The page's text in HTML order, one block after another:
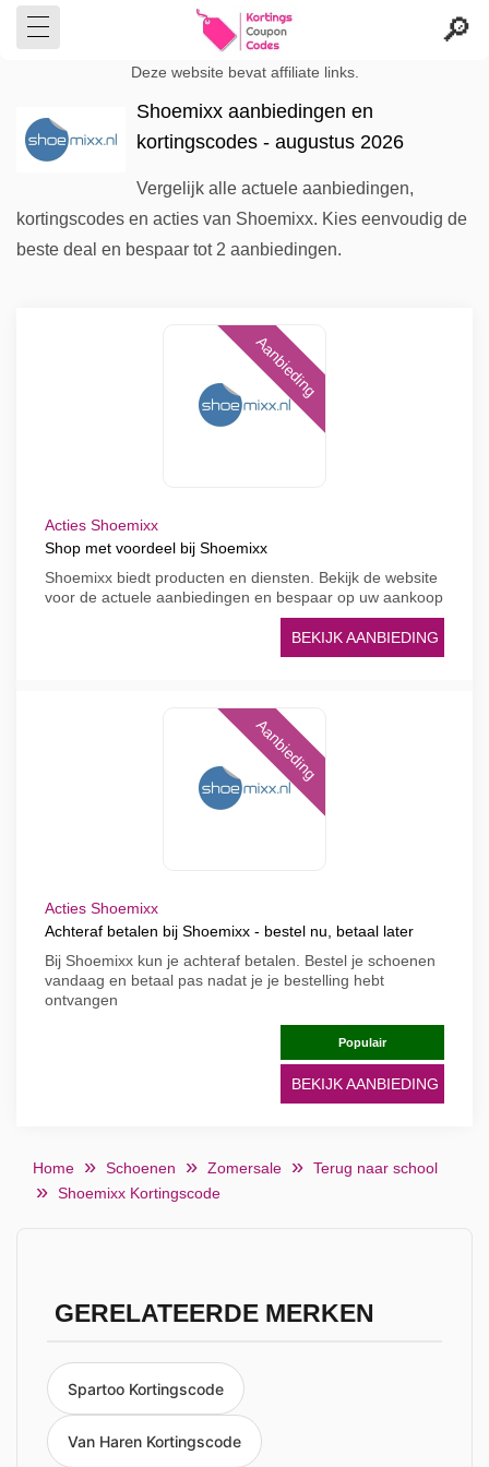
Deze website bevat affiliate links.
Shoemixx aanbiedingen en
kortingscodes - augustus 2026
Vergelijk alle actuele aanbiedingen,
kortingscodes en acties van Shoemixx. Kies eenvoudig de
beste deal en bespaar tot 2 aanbiedingen.
Aanbieding
Acties Shoemixx
Shop met voordeel bij Shoemixx
Shoemixx biedt producten en diensten. Bekijk de website
voor de actuele aanbiedingen en bespaar op uw aankoop
BEKIJK AANBIEDING
Aanbieding
Acties Shoemixx
Achteraf betalen bij Shoemixx - bestel nu, betaal later
Bij Shoemixx kun je achteraf betalen. Bestel je schoenen
vandaag en betaal pas nadat je je bestelling hebt
ontvangen
Populair
BEKIJK AANBIEDING
Home Schoenen Zomersale
Terug naar school
Shoemixx Kortingscode
GERELATEERDE MERKEN
Spartoo Kortingscode
Van Haren Kortingscode